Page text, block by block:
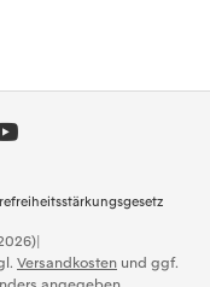
|
Versandkosten und ggf.